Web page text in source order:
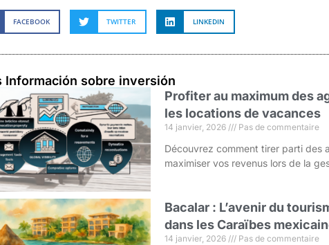
FACEBOOK TWITTER LINKEDIN
Información sobre inversión
Profiter au maximum des
les locations de vacances
14 janvier, 2026 Pas de commentaire
Découvrez comment tirer parti des
maximiser vos revenus lors de la
Bacalar : L’avenir du
dans les Caraïbes
14 janvier, 2026 Pas de commentaire